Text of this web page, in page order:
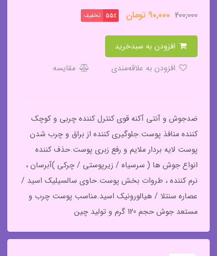
200,000
90,000 تومان 55٪ تخفیف
مقایسه
ضدجوش و آنتی آکنه قوی کنترل کننده چربی و کوچک
کننده منافذ پوست.جلوگیری کننده از براق و چرب شدن
پوست لایه بردار ملایم و رفع زبری پوست.حذف کننده
انواع جوش ها ( سرسیاه / زیرپوستی / چرکی )آبرسان ،
نرم کننده ، طروات بخش پوست.حاوی سالسیلیک اسید /
عصاره سنتلا / هیالورونیک اسید.مناسب پوست چرب و
مستعد جوش حجم 120 گرم و تولید چین